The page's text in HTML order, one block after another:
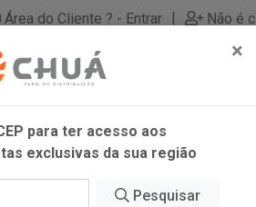
Área do Cliente ? - Entrar | Não é
×
para ter acesso aos
exclusivas da sua região
Pesquisar